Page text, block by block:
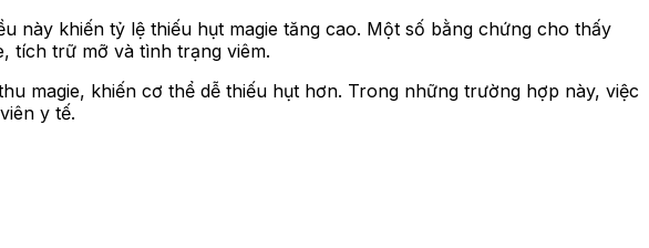
này khiến tỷ lệ thiếu hụt magie tăng cao. Một số bằng chứng cho thấy
tích trữ mỡ và tình trạng viêm.
magie, khiến cơ thể dễ thiếu hụt hơn. Trong những trường hợp này, việc
y tế.